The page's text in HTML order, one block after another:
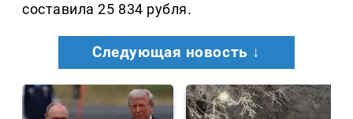
составила 25 834 рубля.
Следующая новость ↓